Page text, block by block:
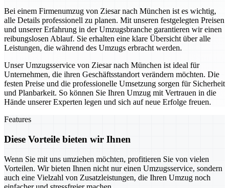
Bei einem Firmenumzug von Ziesar nach München ist es wichtig,
alle Details professionell zu planen. Mit unseren festgelegten Preisen
und unserer Erfahrung in der Umzugsbranche garantieren wir einen
reibungslosen Ablauf. Sie erhalten eine klare Übersicht über alle
Leistungen, die während des Umzugs erbracht werden.
Unser Umzugsservice von Ziesar nach München ist ideal für
Unternehmen, die ihren Geschäftsstandort verändern möchten. Die
festen Preise und die professionelle Umsetzung sorgen für Sicherheit
und Planbarkeit. So können Sie Ihren Umzug mit Vertrauen in die
Hände unserer Experten legen und sich auf neue Erfolge freuen.
Features
Diese Vorteile bieten wir Ihnen
Wenn Sie mit uns umziehen möchten, profitieren Sie von vielen
Vorteilen. Wir bieten Ihnen nicht nur einen Umzugsservice, sondern
auch eine Vielzahl von Zusatzleistungen, die Ihren Umzug noch